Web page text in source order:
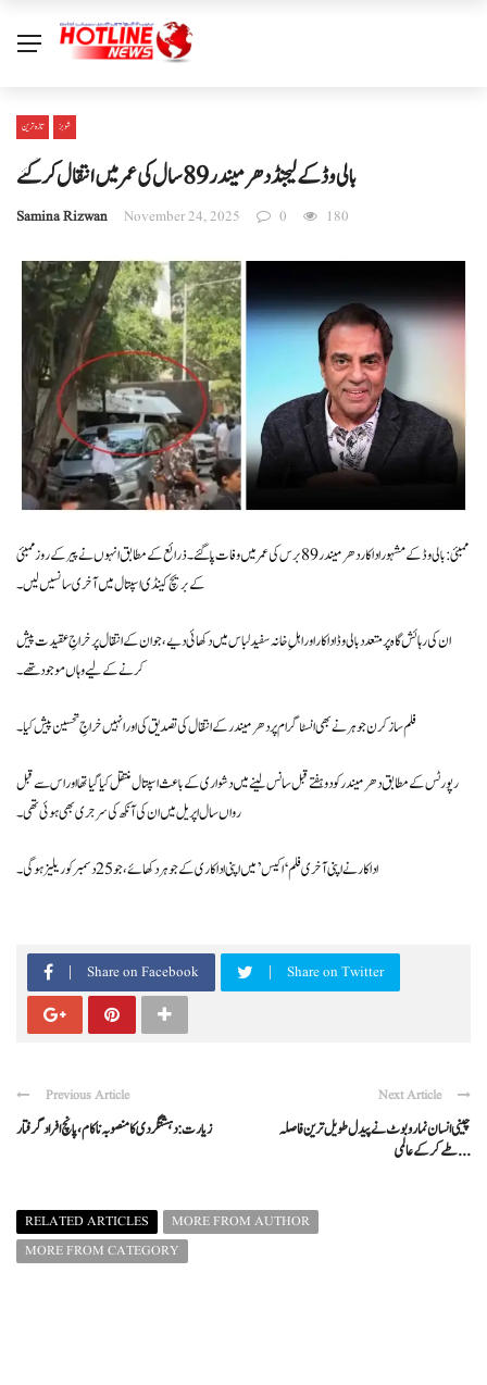
تازہ ترین شوبز
بالی وڈ کے لیجنڈ دھرمیندر 89 سال کی عمر میں انتقال کر گئے
Samina Rizwan November 24, 2025 0 180
ممبئی: بالی وڈ کے مشہور اداکار دھرمیندر 89 برس کی عمر میں وفات پا گئے۔ ذرائع کے مطابق انہوں نے پیر کے روز ممبئی
کے بریچ کینڈی اسپتال میں آخری سانسیں لیں۔
ان کی رہائش گاہ پر متعدد بالی وڈ اداکار اور اہلِ خانہ سفید لباس میں دکھائی دیے، جو ان کے انتقال پر خراجِ عقیدت پیش
کرنے کے لیے وہاں موجود تھے۔
فلم ساز کرن جوہر نے بھی انسٹاگرام پر دھرمیندر کے انتقال کی تصدیق کی اور انہیں خراجِ تحسین پیش کیا۔
رپورٹس کے مطابق دھرمیندر کو دو ہفتے قبل سانس لینے میں دشواری کے باعث اسپتال منتقل کیا گیا تھا اور اس سے قبل
رواں سال اپریل میں ان کی آنکھ کی سرجری بھی ہوئی تھی۔
اداکار نے اپنی آخری فلم ‘اکیس’ میں اپنی اداکاری کے جوہر دکھائے، جو 25 دسمبر کو ریلیز ہوگی۔
Share on Facebook Share on Twitter
Previous Article
زیارت: دہشتگردی کا منصوبہ ناکام، پانچ افراد گرفتار
Next Article
چینی انسان نما روبوٹ نے پیدل طویل ترین فاصلہ
طے کرکے عالمی ...
RELATED ARTICLES
MORE FROM AUTHOR
MORE FROM CATEGORY